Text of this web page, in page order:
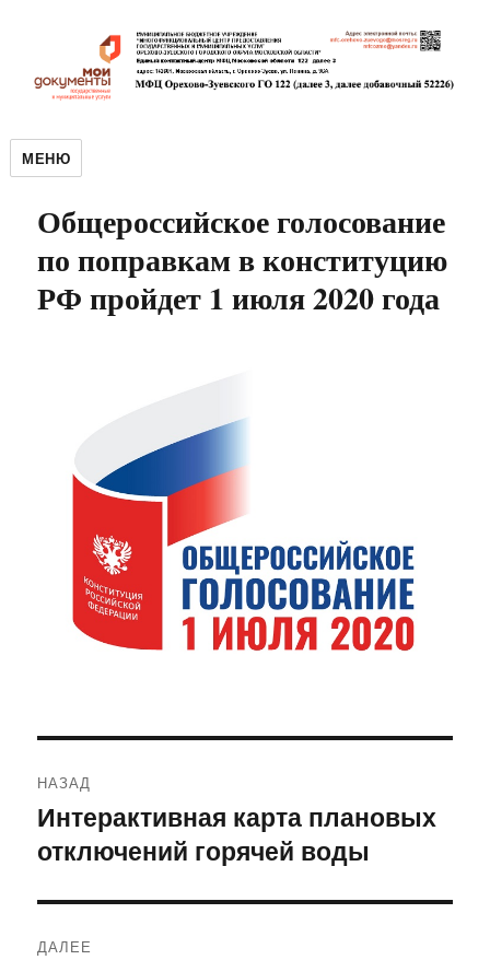
МЕНЮ
Общероссийское голосование
по поправкам в конституцию
РФ пройдет 1 июля 2020 года
по
записям
НАЗАД
Предыдущая
запись:
Интерактивная карта плановых
отключений горячей воды
ДАЛЕЕ